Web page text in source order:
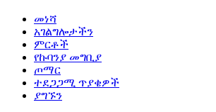
መነሻ
አገልግሎታችን
ምርቶች
የኩባንያ መግቢያ
ጦማር
ተደጋጋሚ ጥያቄዎች
ያግኙን